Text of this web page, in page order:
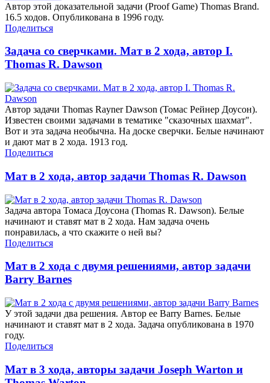
Автор этой доказательной задачи (Proof Game) Thomas Brand.
16.5 ходов. Опубликована в 1996 году.
Поделиться
Задача со сверчками. Мат в 2 хода, автор I.
Thomas R. Dawson
Автор задачи Thomas Rayner Dawson (Томас Рейнер Доусон).
Известен своими задачами в тематике "сказочных шахмат".
Вот и эта задача необычна. На доске сверчки. Белые начинают
и дают мат в 2 хода. 1913 год.
Поделиться
Мат в 2 хода, автор задачи Thomas R. Dawson
Задача автора Томаса Доусона (Thomas R. Dawson). Белые
начинают и ставят мат в 2 хода. Нам задача очень
понравилась, а что скажите о ней вы?
Поделиться
Мат в 2 хода с двумя решениями, автор задачи
Barry Barnes
У этой задачи два решения. Автор ее Barry Barnes. Белые
начинают и ставят мат в 2 хода. Задача опубликована в 1970
году.
Поделиться
Мат в 3 хода, авторы задачи Joseph Warton и